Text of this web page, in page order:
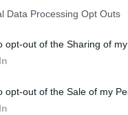
Data Processing Opt Outs
opt-out of the Sharing of
opt-out of the Sale of my
να γίνουν τέλος
θα πάμε σε
να
2023. Αυτή